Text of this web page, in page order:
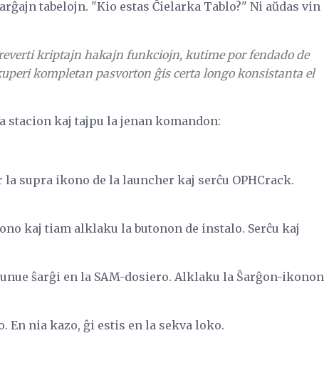
tabelojn. "Kio estas Ĉielarka Tablo?" Ni aŭdas vin
kriptajn hakajn funkciojn, kutime por fendado de
kompletan pasvorton ĝis certa longo konsistanta el
kaj tajpu la jenan komandon:
supra ikono de la launcher kaj serĉu OPHCrack.
kaj tiam alklaku la butonon de instalo. Serĉu kaj
ŝarĝi en la SAM-dosiero. Alklaku la Ŝarĝon-ikonon
En nia kazo, ĝi estis en la sekva loko.